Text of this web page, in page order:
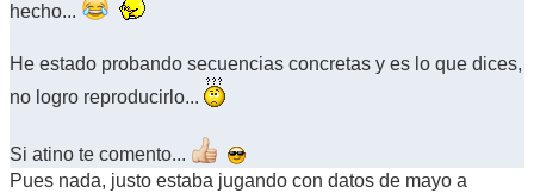
hecho...
He estado probando secuencias concretas y es lo que dices,
no logro reproducirlo...
Si atino te comento...
Pues nada, justo estaba jugando con datos de mayo a